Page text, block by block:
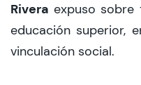
Rivera expuso sobre
educación superior,
vinculación social.